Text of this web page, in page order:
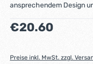
ansprechendem Design
Regulärer Preis:
€20.60
Preise inkl. MwSt. zzgl.